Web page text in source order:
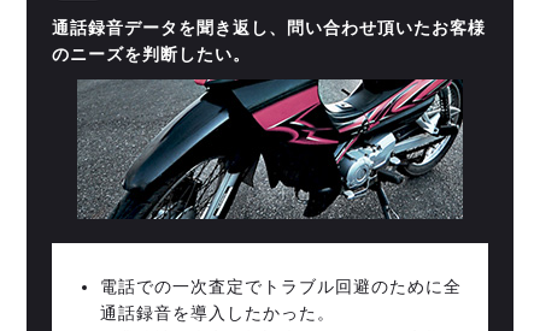
通話録音データを聞き返し、問い合わせ頂いたお客様
のニーズを判断したい。
電話での一次査定でトラブル回避のために全
通話録音を導入したかった。